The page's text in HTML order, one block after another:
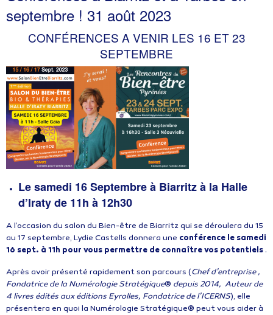
septembre ! 31 août 2023
CONFÉRENCES A VENIR LES 16 ET 23
SEPTEMBRE
Le samedi 16 Septembre à Biarritz à la Halle
d’Iraty de 11h à 12h30
A l’occasion du salon du Bien-être de Biarritz qui se déroulera du 15
au 17 septembre, Lydie Castells donnera une conférence le samedi
16 sept. à 11h pour vous permettre de connaître vos potentiels .
Après avoir présenté rapidement son parcours (Chef d’entreprise ,
Fondatrice de la Numérologie Stratégique® depuis 2014, Auteur de
4 livres édités aux éditions Eyrolles, Fondatrice de l’ICERNS), elle
présentera en quoi la Numérologie Stratégique® peut vous aider à